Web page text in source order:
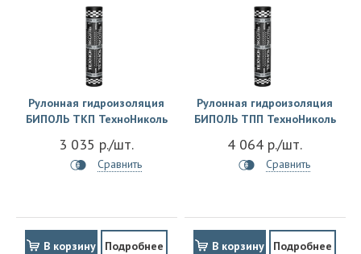
Рулонная гидроизоляция
БИПОЛЬ ТКП ТехноНиколь
3 035 р./шт.
Сравнить
В корзину Подробнее
Рулонная гидроизоляция
БИПОЛЬ ТПП ТехноНиколь
4 064 р./шт.
Сравнить
В корзину Подробнее